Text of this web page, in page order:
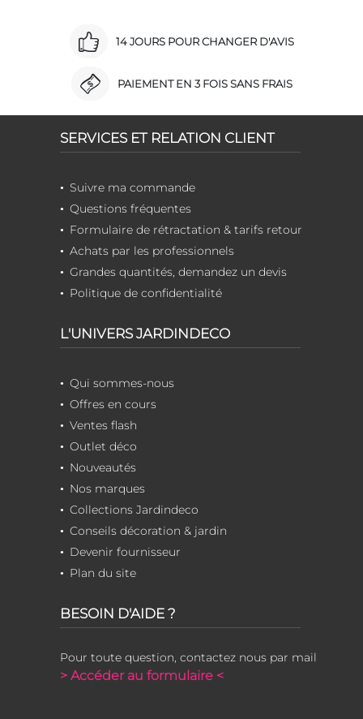
14 JOURS POUR CHANGER D'AVIS
PAIEMENT EN 3 FOIS SANS FRAIS
SERVICES ET RELATION CLIENT
Suivre ma commande
Questions fréquentes
Formulaire de rétractation & tarifs retour
Achats par les professionnels
Grandes quantités, demandez un devis
Politique de confidentialité
L'UNIVERS JARDINDECO
Qui sommes-nous
Offres en cours
Ventes flash
Outlet déco
Nouveautés
Nos marques
Collections Jardindeco
Conseils décoration & jardin
Devenir fournisseur
Plan du site
BESOIN D'AIDE ?
Pour toute question, contactez nous par mail
> Accéder au formulaire <